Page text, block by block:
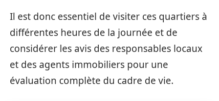
Il est donc essentiel de visiter ces quartiers à
différentes heures de la journée et de
considérer les avis des responsables locaux
et des agents immobiliers pour une
évaluation complète du cadre de vie.